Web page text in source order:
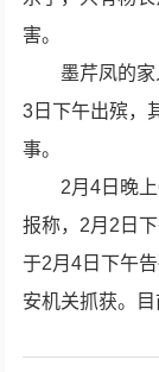
害。
墨芹凤的
3日下午出殡，
事。
2月4日晚
报称，2月2日
于2月4日下午
安机关抓获。目